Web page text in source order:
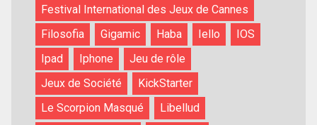
Festival International des Jeux de Cannes
Filosofia
Gigamic Haba Iello
IOS
Ipad
Iphone
Jeu de rôle
Jeux de Société
KickStarter
Le Scorpion Masqué
Libellud